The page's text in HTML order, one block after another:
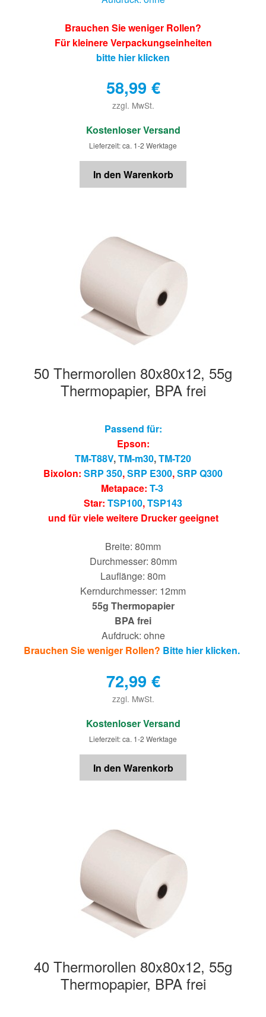
Brauchen Sie weniger Rollen?
Für kleinere Verpackungseinheiten
bitte hier klicken
58,99 €
zzgl. MwSt.
€
Kostenloser Versand
Lieferzeit: ca. 1-2 Werktage
In den Warenkorb
50 Thermorollen 80x80x12, 55g
Thermopapier, BPA frei
Passend für:
Epson:
TM-T88V,TM-m30,TM-T20
Bixolon: SRP 350,SRP E300,SRP Q300
Metapace: T-3
Star: TSP100,TSP143
und für viele weitere Drucker geeignet
Breite: 80mm
Durchmesser: 80mm
Lauflänge: 80m
Kerndurchmesser: 12mm
55g Thermopapier
BPA frei
Aufdruck: ohne
Brauchen Sie weniger Rollen? Bitte hier klicken.
72,99 €
zzgl. MwSt.
€
Kostenloser Versand
Lieferzeit: ca. 1-2 Werktage
In den Warenkorb
40 Thermorollen 80x80x12, 55g
Thermopapier, BPA frei